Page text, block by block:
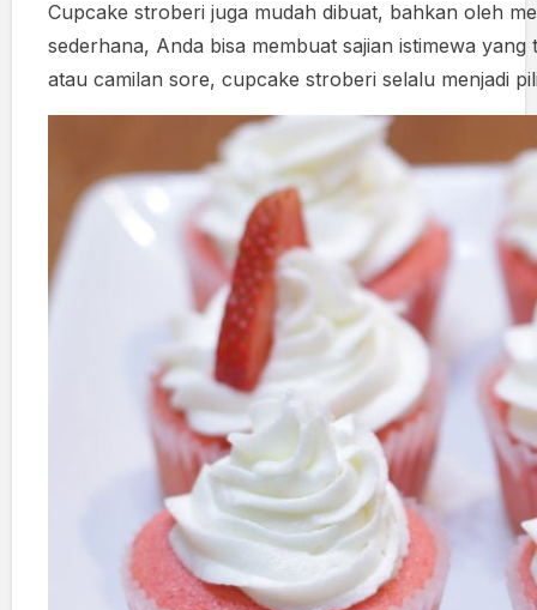
Cupcake stroberi juga mudah dibuat, bahkan oleh
sederhana, Anda bisa membuat sajian istimewa
atau camilan sore, cupcake stroberi selalu menjadi